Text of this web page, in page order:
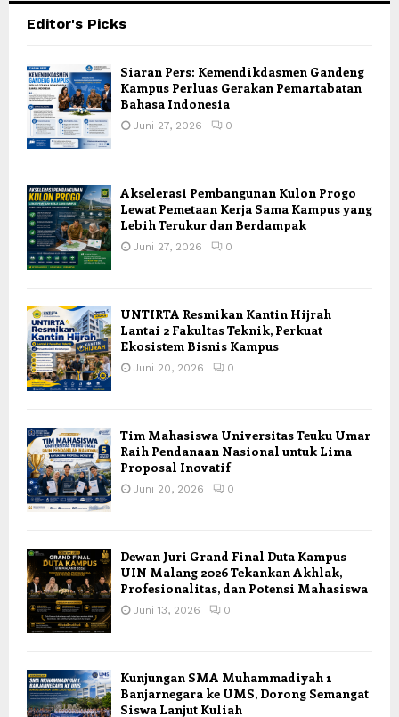
Editor's Picks
Siaran Pers: Kemendikdasmen Gandeng
Kampus Perluas Gerakan Pemartabatan
Bahasa Indonesia
Juni 27, 2026 0
Akselerasi Pembangunan Kulon Progo
Lewat Pemetaan Kerja Sama Kampus yang
Lebih Terukur dan Berdampak
Juni 27, 2026 0
UNTIRTA Resmikan Kantin Hijrah
Lantai 2 Fakultas Teknik, Perkuat
Ekosistem Bisnis Kampus
Juni 20, 2026 0
Tim Mahasiswa Universitas Teuku Umar
Raih Pendanaan Nasional untuk Lima
Proposal Inovatif
Juni 20, 2026 0
Dewan Juri Grand Final Duta Kampus
UIN Malang 2026 Tekankan Akhlak,
Profesionalitas, dan Potensi Mahasiswa
Juni 13, 2026 0
Kunjungan SMA Muhammadiyah 1
Banjarnegara ke UMS, Dorong Semangat
Siswa Lanjut Kuliah